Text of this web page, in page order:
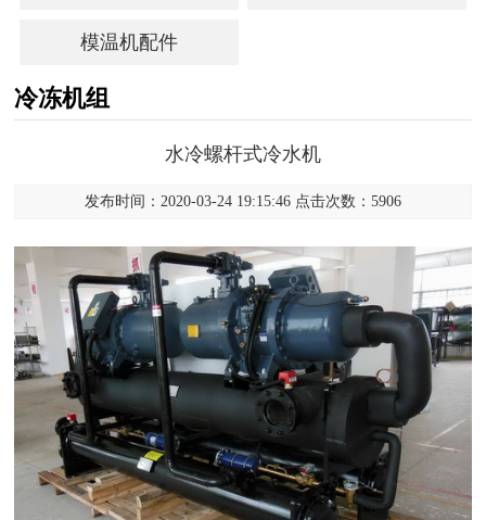
模温机配件
冷冻机组
水冷螺杆式冷水机
发布时间：2020-03-24 19:15:46 点击次数：5906